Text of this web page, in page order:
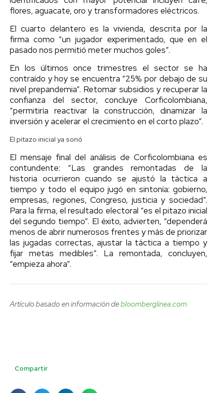
flores, aguacate, oro y transformadores eléctricos.
El cuarto delantero es la vivienda, descrita por la
firma como “un jugador experimentado, que en el
pasado nos permitió meter muchos goles”.
En los últimos once trimestres el sector se ha
contraído y hoy se encuentra “25% por debajo de su
nivel prepandemia”. Retomar subsidios y recuperar la
confianza del sector, concluye Corficolombiana,
“permitiría reactivar la construcción, dinamizar la
inversión y acelerar el crecimiento en el corto plazo”.
El pitazo inicial ya sonó
El mensaje final del análisis de Corficolombiana es
contundente: “Las grandes remontadas de la
historia ocurrieron cuando se ajustó la táctica a
tiempo y todo el equipo jugó en sintonía: gobierno,
empresas, regiones, Congreso, justicia y sociedad”.
Para la firma, el resultado electoral “es el pitazo inicial
del segundo tiempo”. El éxito, advierten, “dependerá
menos de abrir numerosos frentes y más de priorizar
las jugadas correctas, ajustar la táctica a tiempo y
fijar metas medibles”. La remontada, concluyen,
“empieza ahora”.
Artículo basado en información debloomberglinea.com
Compartir